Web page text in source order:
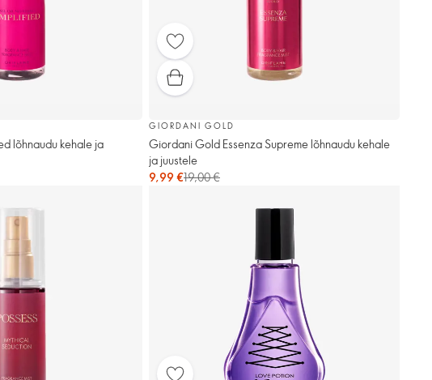
lõhnaudu kehale ja
GIORDANI GOLD
Giordani Gold Essenza Supreme lõhnaudu kehale
ja juustele
9,99 €19,00 €